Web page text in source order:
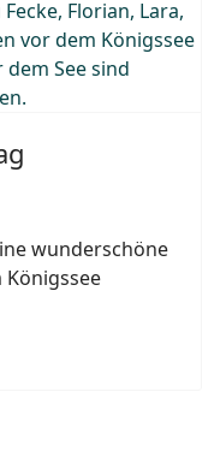
wunderschöne
Königssee